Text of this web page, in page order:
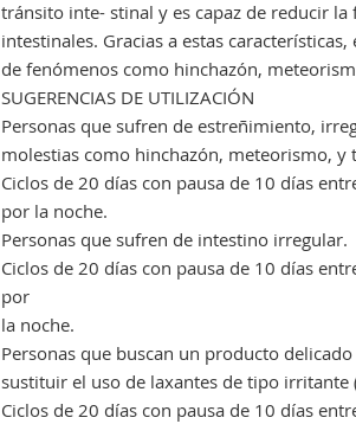
tránsito inte- stinal y es capaz de reducir la
intestinales. Gracias a estas
de fenómenos como hinchazón,
SUGERENCIAS DE UTILIZACIÓN
Personas que sufren de estreñimiento,
molestias como hinchazón, meteorismo, y
Ciclos de 20 días con pausa de 10 días
por la noche.
Personas que sufren de intestino irregular.
Ciclos de 20 días con pausa de 10 días
por
la noche.
Personas que buscan un producto
sustituir el uso de laxantes de tipo irritante
Ciclos de 20 días con pausa de 10 días